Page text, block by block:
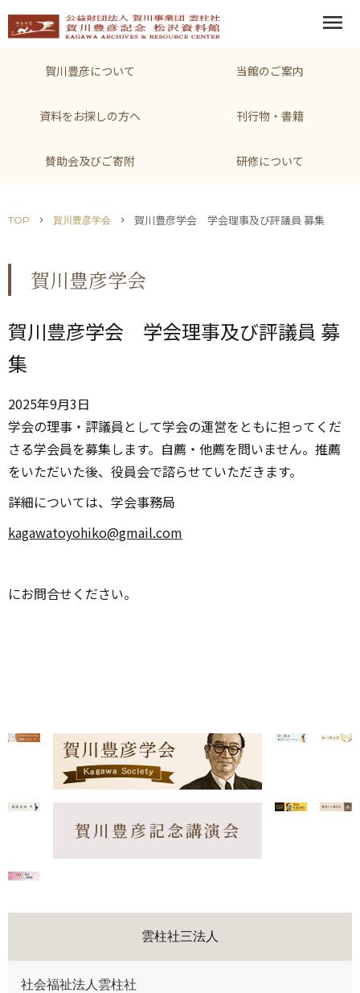
menu
賀川豊彦について 当館のご案内
資料をお探しの方へ 刊行物・書籍
賛助会及びご寄附 研修について
TOP chevron_right 賀川豊彦学会 chevron_right 賀川豊彦学会 学会理事及び評議員 募集
賀川豊彦学会
賀川豊彦学会 学会理事及び評議員 募
集
2025年9月3日
学会の理事・評議員として学会の運営をともに担ってくだ
さる学会員を募集します。自薦・他薦を問いません。推薦
をいただいた後、役員会で諮らせていただきます。
詳細については、学会事務局
kagawatoyohiko@gmail.com
にお問合せください。
賀川豊彦記念講演会
雲柱社三法人
社会福祉法人雲柱社